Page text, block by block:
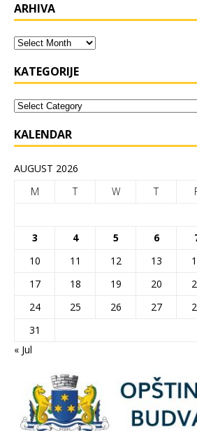
ARHIVA
KATEGORIJE
KALENDAR
AUGUST 2026
M
T W T
3
4 5 6
10
11 12 13
17
18 19 20
24
25 26 27
31
« Jul